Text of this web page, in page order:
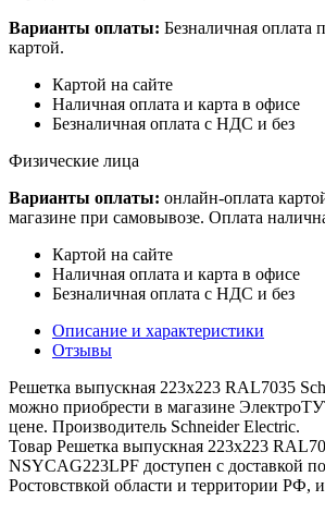
Варианты оплаты: Безналичная оплата
картой.
Картой на сайте
Наличная оплата и карта в офисе
Безналичная оплата с НДС и без
Физические лица
Варианты оплаты: онлайн-оплата
магазине при самовывозе. Оплата
Картой на сайте
Наличная оплата и карта в офисе
Безналичная оплата с НДС и без
Описание и характеристики
Отзывы
Решетка выпускная 223х223 RAL7035
можно приобрести в магазине
цене. Производитель Schneider Electric.
Товар Решетка выпускная 223х223
NSYCAG223LPF доступен с доставкой
Ростовствкой области и территории РФ,